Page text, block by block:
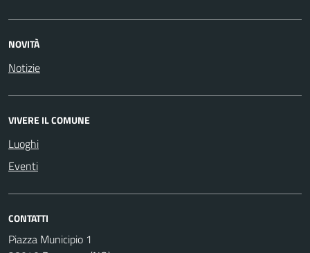
NOVITÀ
Notizie
VIVERE IL COMUNE
Luoghi
Eventi
CONTATTI
Piazza Municipio 1